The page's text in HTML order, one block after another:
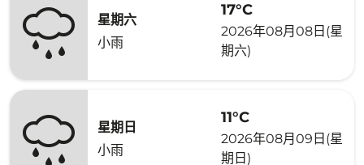
星期六
小雨
17°C
2026年08月08日(星
期六)
星期日
小雨
11°C
2026年08月09日(星
期日)